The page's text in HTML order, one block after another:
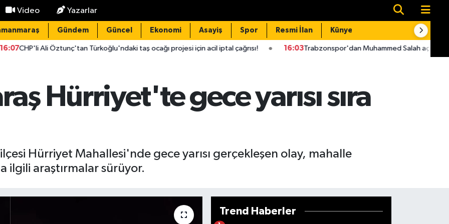
Video Yazarlar
Gündem Güncel Ekonomi Asayiş Spor Resmi İlan Künye
Öztunç'tan Türkoğlu'ndaki taş ocağı projesi için acil iptal çağrısı! 16:03 Trabzonspor'dan Muhammed Salah açıklaması! Haciz
Hürriyet'te gece yarısı sıra
Hürriyet Mahallesi'nde gece yarısı gerçekleşen olay, mahalle
ilgili araştırmalar sürüyor.
Trend Haberler